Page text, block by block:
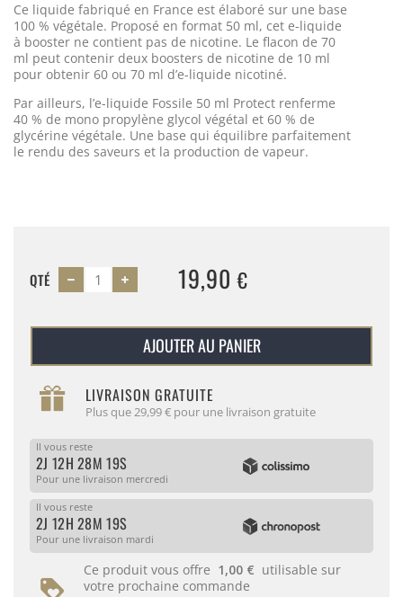
Ce liquide fabriqué en France est élaboré sur une base
100 % végétale. Proposé en format 50 ml, cet e-liquide
à booster ne contient pas de nicotine. Le flacon de 70
ml peut contenir deux boosters de nicotine de 10 ml
pour obtenir 60 ou 70 ml d’e-liquide nicotiné.
Par ailleurs, l’e-liquide Fossile 50 ml Protect renferme
40 % de mono propylène glycol végétal et 60 % de
glycérine végétale. Une base qui équilibre parfaitement
le rendu des saveurs et la production de vapeur.
QTÉ 19,90€
AJOUTER AU PANIER
LIVRAISON GRATUITE
Plus que 29,99 € pour une livraison gratuite
Il vous reste
2J 12H 28M 19S
Pour une livraison mercredi
Il vous reste
2J 12H 28M 19S
Pour une livraison mardi
Ce produit vous offre 1,00 € utilisable sur
votre prochaine commande